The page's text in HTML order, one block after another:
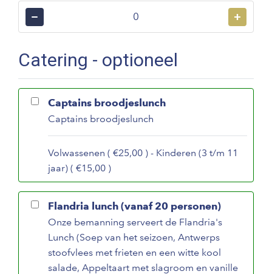
− +
Catering - optioneel
Captains broodjeslunch
Captains broodjeslunch
Volwassenen ( €25,00 ) - Kinderen (3 t/m 11
jaar) ( €15,00 )
Flandria lunch (vanaf 20 personen)
Onze bemanning serveert de Flandria's
Lunch (Soep van het seizoen, Antwerps
stoofvlees met frieten en een witte kool
salade, Appeltaart met slagroom en vanille